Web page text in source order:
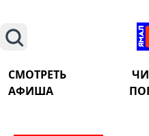
Поиск
СМОТРЕТЬ
АФИША